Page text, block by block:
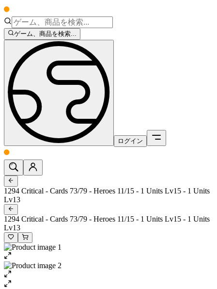
ゲーム、商品を検索...
ログイン
1294 Critical - Cards 73/79 - Heroes 11/15 - 1 Units Lv15 - 1 Units
Lv13
1294 Critical - Cards 73/79 - Heroes 11/15 - 1 Units Lv15 - 1 Units
Lv13